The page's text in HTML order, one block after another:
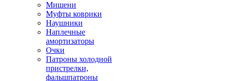
Мишени
Муфты коврики
Наушники
Наплечные
амортизаторы
Очки
Патроны холодной
пристрелки,
фальшпатроны